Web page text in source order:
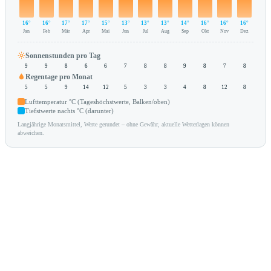
16°
Jan
16°
Feb
17°
Mär
17°
Apr
15°
Mai
13°
Jun
13°
Jul
13°
Aug
14°
Sep
16°
Okt
16°
Nov
16°
Dez
Sonnenstunden pro Tag
9 9 8 6 6 7 8 8 9 8 7 8
Regentage pro Monat
5 5 9 14 12 5 3 3 4 8 12 8
Lufttemperatur °C (Tageshöchstwerte, Balken/oben)
Tiefstwerte nachts °C (darunter)
Langjährige Monatsmittel, Werte gerundet – ohne Gewähr, aktuelle Wetterlagen können
abweichen.